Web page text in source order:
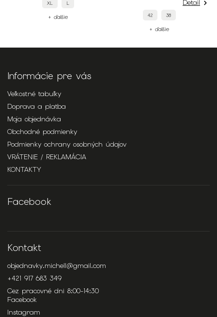
XL L
+ ďalšie
Detail
42 38
+ ďalšie
Informácie pre vás
Veľkostné tabuľky
Doprava a platba
Moja objednávka
Obchodné podmienky
Podmienky ochrany osobných údajov
VRÁTENIE / REKLAMÁCIA
KONTAKTY
Facebook
Kontakt
objednavky.michell@gmail.com
+421 917 683 349
Cez pracovné dni 8:00-14:30
Facebook
Instagram